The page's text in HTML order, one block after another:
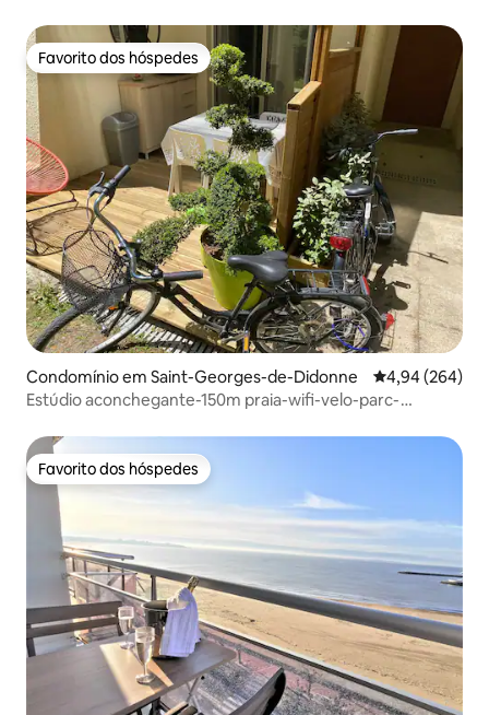
Favorito dos hóspedes
Favorito dos hóspedes
Condomínio em Saint-Georges-de-Didonne Classificação
4,94 (264)
Estúdio aconchegante-150m praia-wifi-velo-parc-
Favorito dos hóspedes
Favorito dos hóspedes